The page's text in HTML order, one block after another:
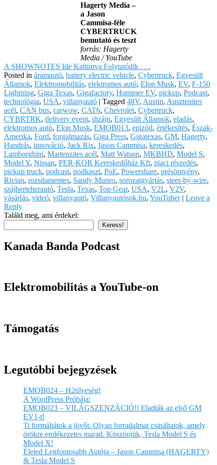
Hagerty Media –
a Jason
Cammisa-féle
CYBERTRUCK
bemutató és teszt
forrás: Hagerty
Media / YouTube
A SHOWNOTES Ide Kattintva Folytatódik . . .
Posted in áramautó, battery electric vehicle, Cybertruck, Egyesült
Államok, Elektromobilitás, elektromos autó, Elon Musk, EV, F-150
Lightning, Giga Texas, Gigafactory, Hummer EV, pickup, Podcast,
technológia, USA, villanyautó | Tagged 48V, Austin, Ausztenites
acél, CAN bus, carwow, CAT6, Chevrolet, Cybertruck,
CYBRTRK, delivery event, dizájn, Egyesült Államok, eladás,
elektromos autó, Elon Musk, EMOB013, epizód, értékesítés, Észak-
Amerika, Ford, forgalmazás, Giga Press, Gigatexas, GM, Hagerty,
Handrás, innováció, Jack Rix, Jason Cammisa, kereskedés,
Lamborghini, Martenzites acél, Matt Watson, MKBHD, Model S,
Model Y, Nissan, PER-KOR Kereskedőház Kft, piaci részedés,
pickup truck, podcast, podkaszt, PoE, Powershare, présöntvény,
Rivian, rozsdamentes, Sandy Munro, sorozatgyártás, steer-by-wire,
szájberteherautó, Tesla, Texas, Top Gear, USA, V2L, V2V,
vásárlás, videó, villanyautó, Villanyautósok.hu, YouTuber | Leave a
Reply
Találd meg, ami érdekel:
Keress!
Kanada Banda Podcast
Elektromobilitás a YouTube-on
Támogatás
Legutóbbi bejegyzések
EMOB024 – H2ülyeség!
A WordPress Próbája:
EMOB023 – VILÁGSZENZÁCIÓ!! Eladták az első GM
EV1-t!
Ti formáltátok a jövőt. Olyan forradalmat csináltatok, amely
örökre emlékezetes marad. Köszönjük, Tesla Model S és
Model X!
Életed Legfontosabb Autója – Jason Cammisa (HAGERTY)
& Tesla Model S